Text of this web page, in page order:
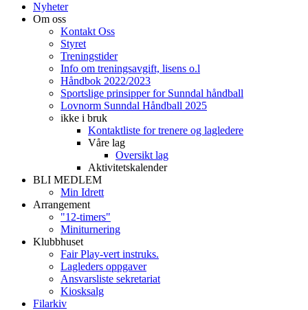
Nyheter
Om oss
Kontakt Oss
Styret
Treningstider
Info om treningsavgift, lisens o.l
Håndbok 2022/2023
Sportslige prinsipper for Sunndal håndball
Lovnorm Sunndal Håndball 2025
ikke i bruk
Kontaktliste for trenere og lagledere
Våre lag
Oversikt lag
Aktivitetskalender
BLI MEDLEM
Min Idrett
Arrangement
"12-timers"
Miniturnering
Klubbhuset
Fair Play-vert instruks.
Lagleders oppgaver
Ansvarsliste sekretariat
Kiosksalg
Filarkiv